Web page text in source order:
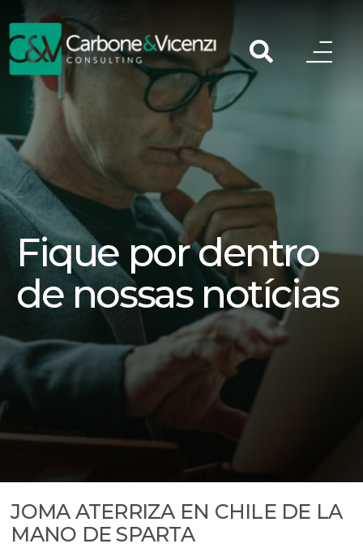
Fique por dentro
de nossas notícias
JOMA ATERRIZA EN CHILE DE LA
MANO DE SPARTA